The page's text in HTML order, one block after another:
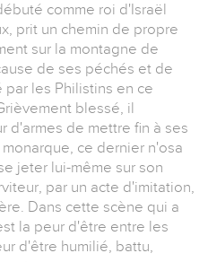
comme roi d'Israël
prit un chemin de propre
sur la montagne de
de ses péchés et de
les Philistins en ce
blessé, il
d'armes de mettre fin à ses
ce dernier n'osa
jeter lui-même sur son
par un acte d'imitation,
Dans cette scène qui a
la peur d'être entre les
d'être humilié, battu,